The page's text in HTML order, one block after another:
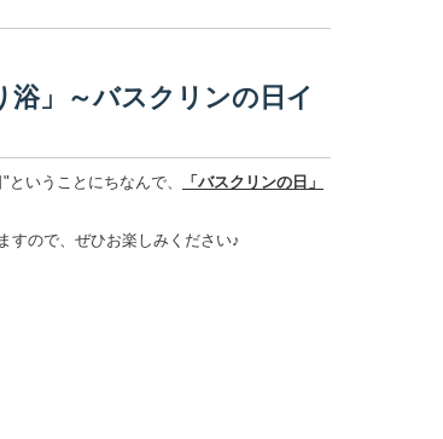
」～バスクリンの日イ
いうことにちなんで、
「バスクリンの日」
すので、ぜひお楽しみください♪